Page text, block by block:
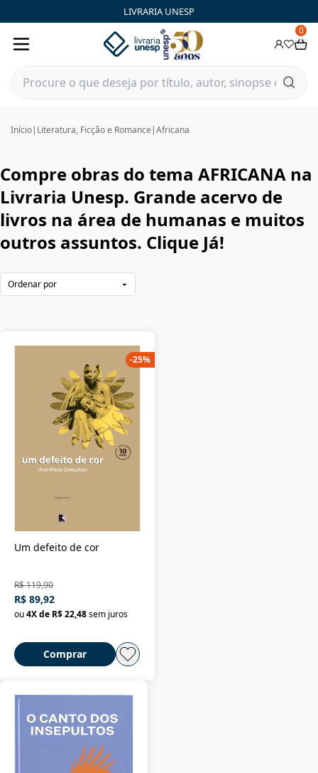
LIVRARIA UNESP
0
Início| Literatura, Ficção e Romance |Africana
Compre obras do tema AFRICANA na
Livraria Unesp. Grande acervo de
livros na área de humanas e muitos
outros assuntos. Clique Já!
Um defeito de cor
R$ 119,90
R$ 89,92
ou4X de R$ 22,48sem juros
Comprar
-25%
AFRICANA|Livraria Unesp | FastStore PLP